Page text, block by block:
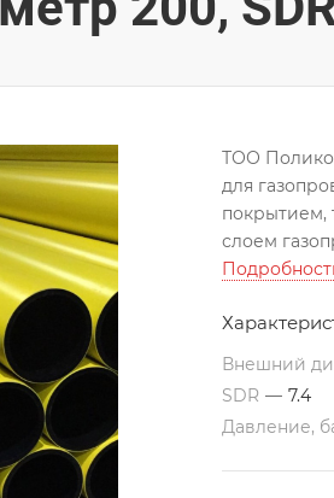
ТОО
для
покрытием,
слоем
жидкостей
Все цены
Трубы
требованию
Внешний
SDR — 7.4
Давление,